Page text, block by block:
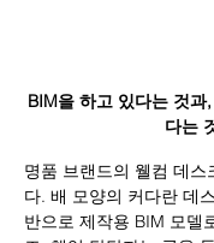
BIM을 하고 있다는 것과
다는
명품 브랜드의 웰컴 데스
다. 배 모양의 커다란 데
반으로 제작용 BIM 모델